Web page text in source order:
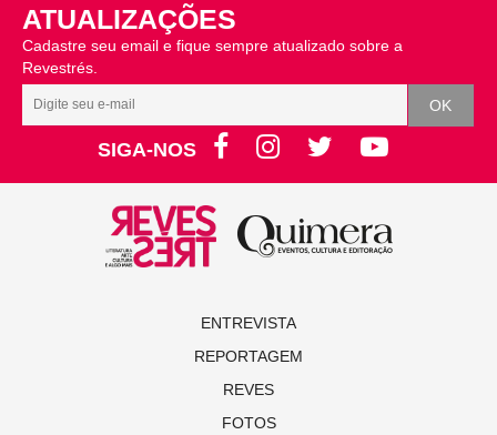
ATUALIZAÇÕES
Cadastre seu email e fique sempre atualizado sobre a
Revestrés.
SIGA-NOS
ENTREVISTA
REPORTAGEM
REVES
FOTOS